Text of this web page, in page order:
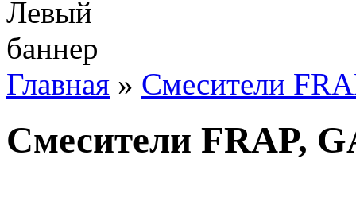
Главная » Смесители
Смесители FRAP,